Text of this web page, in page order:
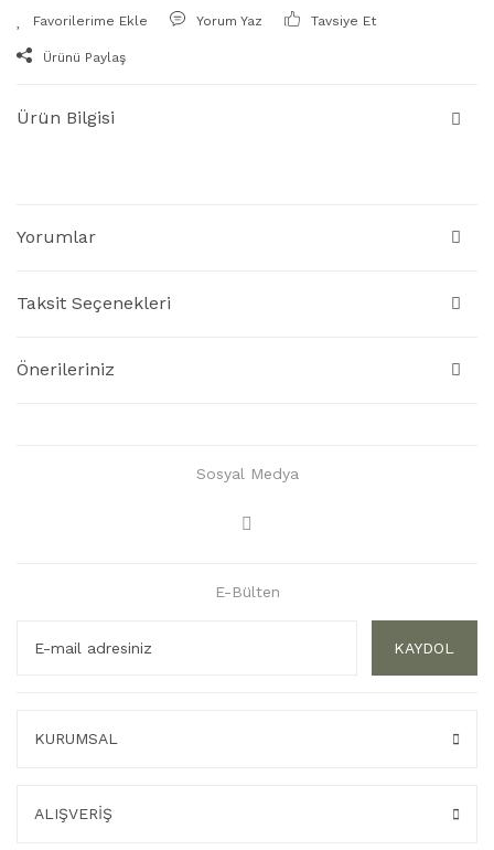
Yorum Yaz Tavsiye Et
Ürünü Paylaş
Ürün Bilgisi
Yorumlar
Taksit Seçenekleri
Önerileriniz
Sosyal Medya
E-Bülten
KAYDOL
KURUMSAL
ALIŞVERİŞ